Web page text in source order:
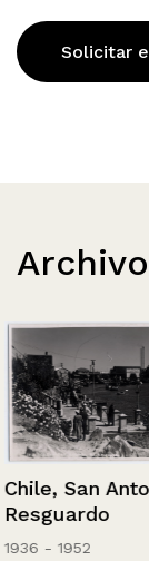
Solicitar
Chile, San
Resguardo
1936 - 1952